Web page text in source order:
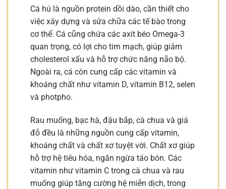
Cá hú là nguồn protein dồi dào, cần thiết cho
việc xây dựng và sửa chữa các tế bào trong
cơ thể. Cá cũng chứa các axit béo Omega-3
quan trọng, có lợi cho tim mạch, giúp giảm
cholesterol xấu và hỗ trợ chức năng não bộ.
Ngoài ra, cá còn cung cấp các vitamin và
khoáng chất như vitamin D, vitamin B12, selen
và photpho.
Rau muống, bạc hà, đậu bắp, cà chua và giá
đỗ đều là những nguồn cung cấp vitamin,
khoáng chất và chất xơ tuyệt vời. Chất xơ giúp
hỗ trợ hệ tiêu hóa, ngăn ngừa táo bón. Các
vitamin như vitamin C trong cà chua và rau
muống giúp tăng cường hệ miễn dịch, trong